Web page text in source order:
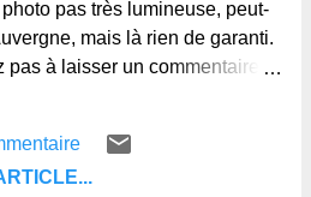
pas très lumineuse, peut-
mais là rien de garanti.
pas à laisser un commentaire